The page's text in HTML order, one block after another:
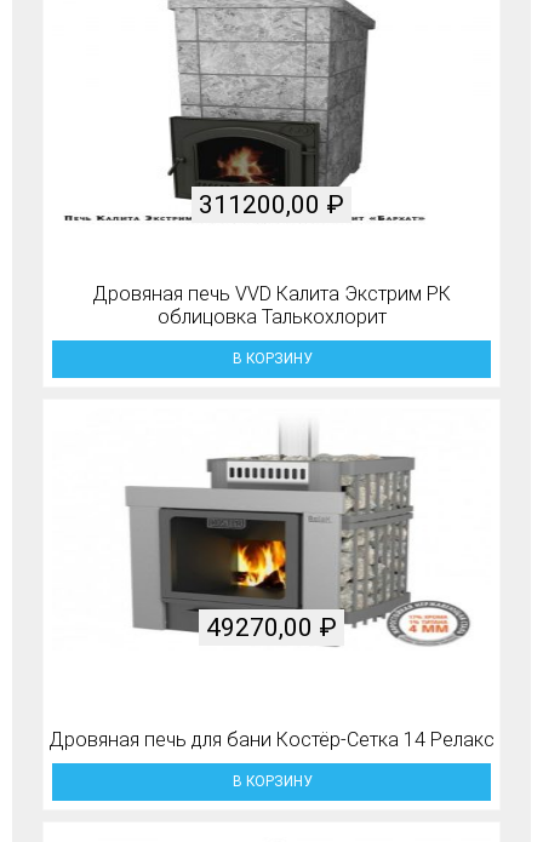
Дровяная печь VVD Калита Экстрим РК
облицовка Талькохлорит
311200,00 ₽
В КОРЗИНУ
Дровяная печь для бани Костёр-Сетка 14 Релакс
49270,00 ₽
В КОРЗИНУ